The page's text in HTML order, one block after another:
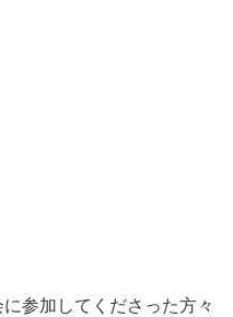
参加してくださった方々